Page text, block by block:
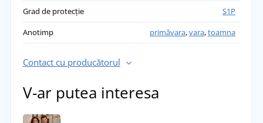
Grad de protecție
S1P
Anotimp
primăvara,vara,toamna
Contact cu producătorul
V-ar putea interesa